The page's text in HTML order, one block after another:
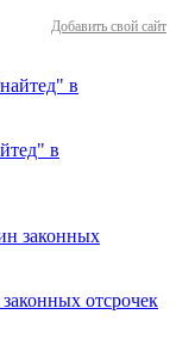
Добавить свой сайт
в
отсрочек